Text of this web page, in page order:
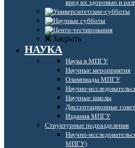
вред их здоровью и
Закрыть
НАУКА
Наука в МПГУ
Научные мероприятия
Олимпиады МПГУ
Научно-
Научные школы
Диссертационные
Издания МПГУ
Структурные подразделения
Научно-
МПГУ)